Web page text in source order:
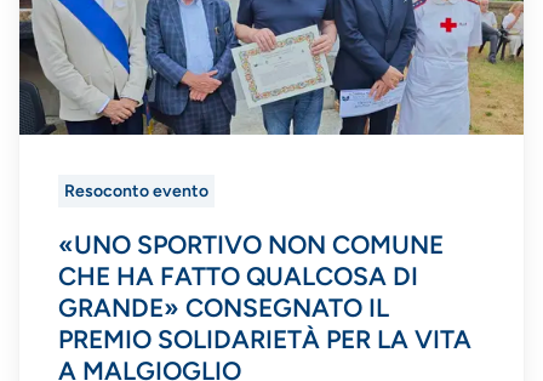
Resoconto evento
«UNO SPORTIVO NON COMUNE
CHE HA FATTO QUALCOSA DI
GRANDE» CONSEGNATO IL
PREMIO SOLIDARIETÀ PER LA VITA
A MALGIOGLIO